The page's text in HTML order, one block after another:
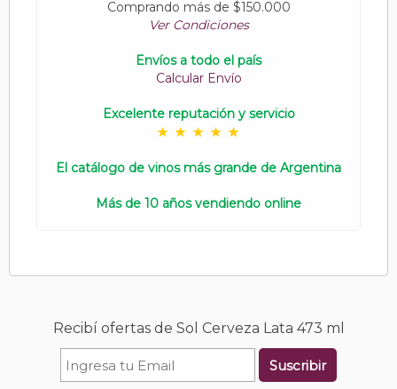
Comprando más de $150.000
Ver Condiciones
Envíos a todo el país
Calcular Envío
Excelente reputación y servicio
El catálogo de vinos más grande de Argentina
Más de 10 años vendiendo online
Recibí ofertas de Sol Cerveza Lata 473 ml
Suscribir